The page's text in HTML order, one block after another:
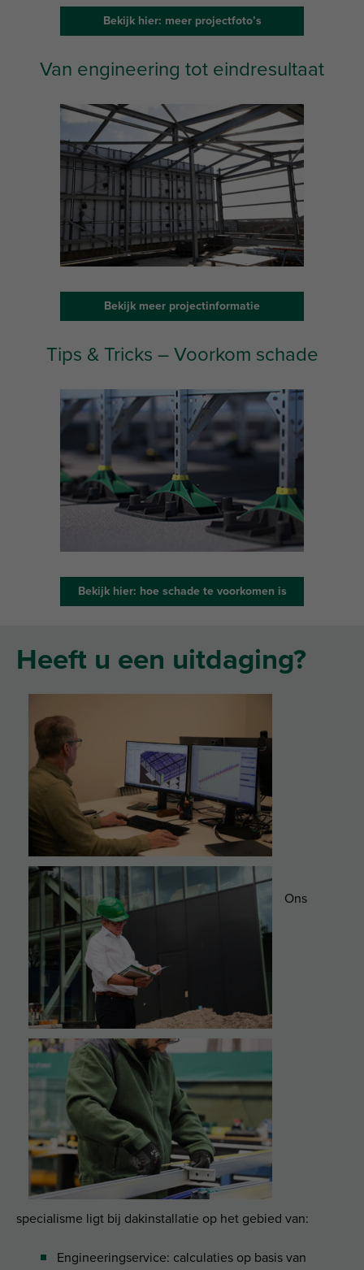
Bekijk hier: meer projectfoto’s
Van engineering tot eindresultaat
Bekijk meer projectinformatie
Tips & Tricks – Voorkom schade
Bekijk hier: hoe schade te voorkomen is
Heeft u een uitdaging?
Ons
specialisme ligt bij dakinstallatie op het gebied van:
Engineeringservice: calculaties op basis van